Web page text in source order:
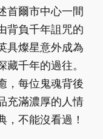
首爾市中心一間
背負千年詛咒的
具燦星意外成為
千年的過往。
，每位鬼魂背後
充滿濃厚的人情
，不能沒看過！